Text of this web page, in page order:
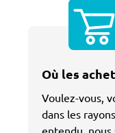
Où les
Voulez-vous,
dans les
entendu, nous